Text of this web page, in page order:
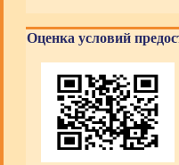
Оценка условий